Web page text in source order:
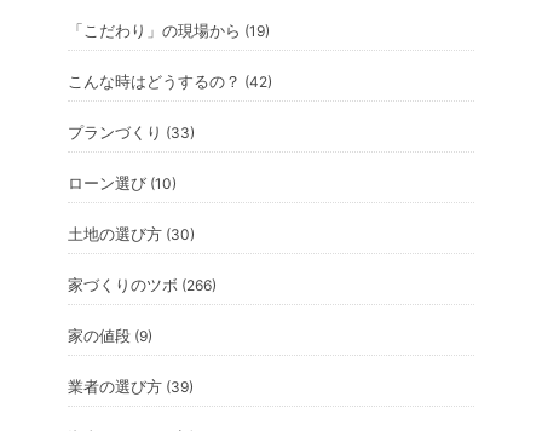
「こだわり」の現場から (19)
こんな時はどうするの？ (42)
プランづくり (33)
ローン選び (10)
土地の選び方 (30)
家づくりのツボ (266)
家の値段 (9)
業者の選び方 (39)